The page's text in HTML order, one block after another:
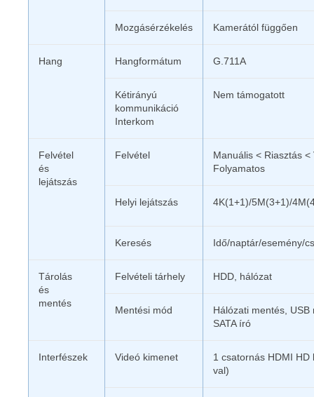
Mozgásérzékelés Kamerától függően
Hang Hangformátum G.711A
Kétirányú
kommunikáció
Interkom
Nem támogatott
Felvétel
és
lejátszás
Felvétel
Manuális < Riasztás
Folyamatos
Helyi lejátszás 4K(1+1)/5M(3+1)/
Keresés Idő/naptár/esemény/
Tárolás
és
mentés
Felvételi tárhely HDD, hálózat
Mentési mód
Hálózati mentés,
SATA író
Interfészek Videó kimenet
1 csatornás HDMI
val)